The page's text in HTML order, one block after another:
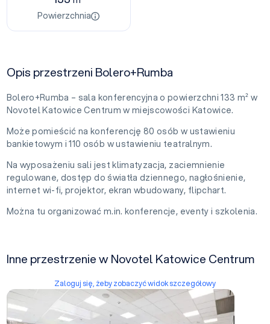
Powierzchnia
Opis przestrzeni Bolero+Rumba
Bolero+Rumba – sala konferencyjna o powierzchni 133 m² w
Novotel Katowice Centrum w miejscowości Katowice.
Może pomieścić na konferencję 80 osób w ustawieniu
bankietowym i 110 osób w ustawieniu teatralnym.
Na wyposażeniu sali jest klimatyzacja, zaciemnienie
regulowane, dostęp do światła dziennego, nagłośnienie,
internet wi-fi, projektor, ekran wbudowany, flipchart.
Można tu organizować m.in. konferencje, eventy i szkolenia.
Inne przestrzenie w Novotel Katowice Centrum
Zaloguj się, żeby zobaczyć widok szczegółowy